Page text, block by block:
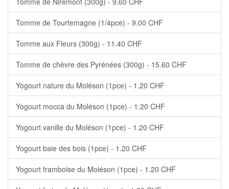
Tomme de Tourtemagne (1/4pce) - 9.00 CHF
Tomme aux Fleurs (300g) - 11.40 CHF
Tomme de chèvre des Pyrénées (300g) - 15.60 CHF
Yogourt nature du Moléson (1pce) - 1.20 CHF
Yogourt mocca du Moléson (1pce) - 1.20 CHF
Yogourt vanille du Moléson (1pce) - 1.20 CHF
Yogourt baie des bois (1pce) - 1.20 CHF
Yogourt framboise du Moléson (1pce) - 1.20 CHF